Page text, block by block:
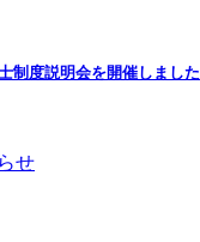
制度説明会を開催しました
せ